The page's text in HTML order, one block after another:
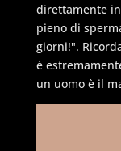
direttamente
pieno di
giorni!".
è
un uomo è il